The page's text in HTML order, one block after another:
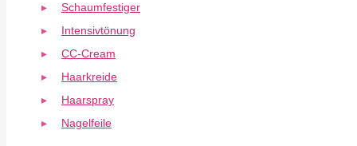
Schaumfestiger
Intensivtönung
CC-Cream
Haarkreide
Haarspray
Nagelfeile